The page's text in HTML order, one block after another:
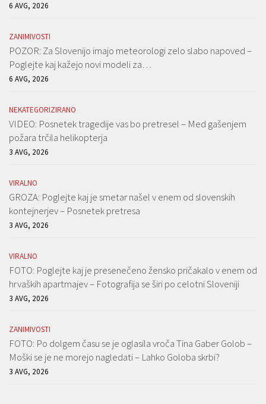
6 AVG, 2026
ZANIMIVOSTI
POZOR: Za Slovenijo imajo meteorologi zelo slabo napoved –
Poglejte kaj kažejo novi modeli za…
6 AVG, 2026
NEKATEGORIZIRANO
VIDEO: Posnetek tragedije vas bo pretresel – Med gašenjem
požara trčila helikopterja
3 AVG, 2026
VIRALNO
GROZA: Poglejte kaj je smetar našel v enem od slovenskih
kontejnerjev – Posnetek pretresa
3 AVG, 2026
VIRALNO
FOTO: Poglejte kaj je presenečeno žensko pričakalo v enem od
hrvaških apartmajev – Fotografija se širi po celotni Sloveniji
3 AVG, 2026
ZANIMIVOSTI
FOTO: Po dolgem času se je oglasila vroča Tina Gaber Golob –
Moški se je ne morejo nagledati – Lahko Goloba skrbi?
3 AVG, 2026